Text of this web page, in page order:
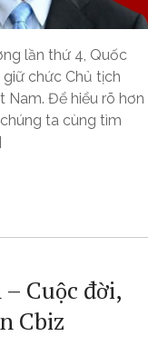
lần thứ 4, Quốc
chức Chủ tịch
Nam. Để hiểu rõ hơn
ta cùng tìm
Cuộc đời,
Cbiz